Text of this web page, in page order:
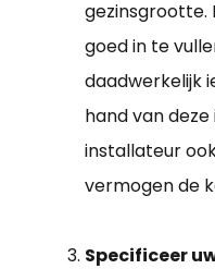
gezinsgrootte.
goed in te
daadwerkelijk
hand van
installateur
vermogen de
Specificeer